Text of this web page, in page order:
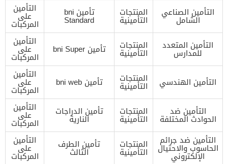
التأمين الصناعي
الشامل
المنتجات
التأمينية
تأمين bni
Standard
التأمين
على
المركبات
التأمين المتعدد
للمدارس
المنتجات
التأمينية تأمين bni Super
التأمين
على
المركبات
التأمين الهندسي
المنتجات
التأمينية تأمين bni web
التأمين
على
المركبات
التأمين ضد
الحوادث المختلفة
المنتجات
التأمينية
تأمين الدراجات
النارية
التأمين
على
المركبات
التأمين ضد جرائم
الحاسوب والاحتيال
الإلكتروني
المنتجات
التأمينية
تأمين الطرف
الثالث
التأمين
على
المركبات